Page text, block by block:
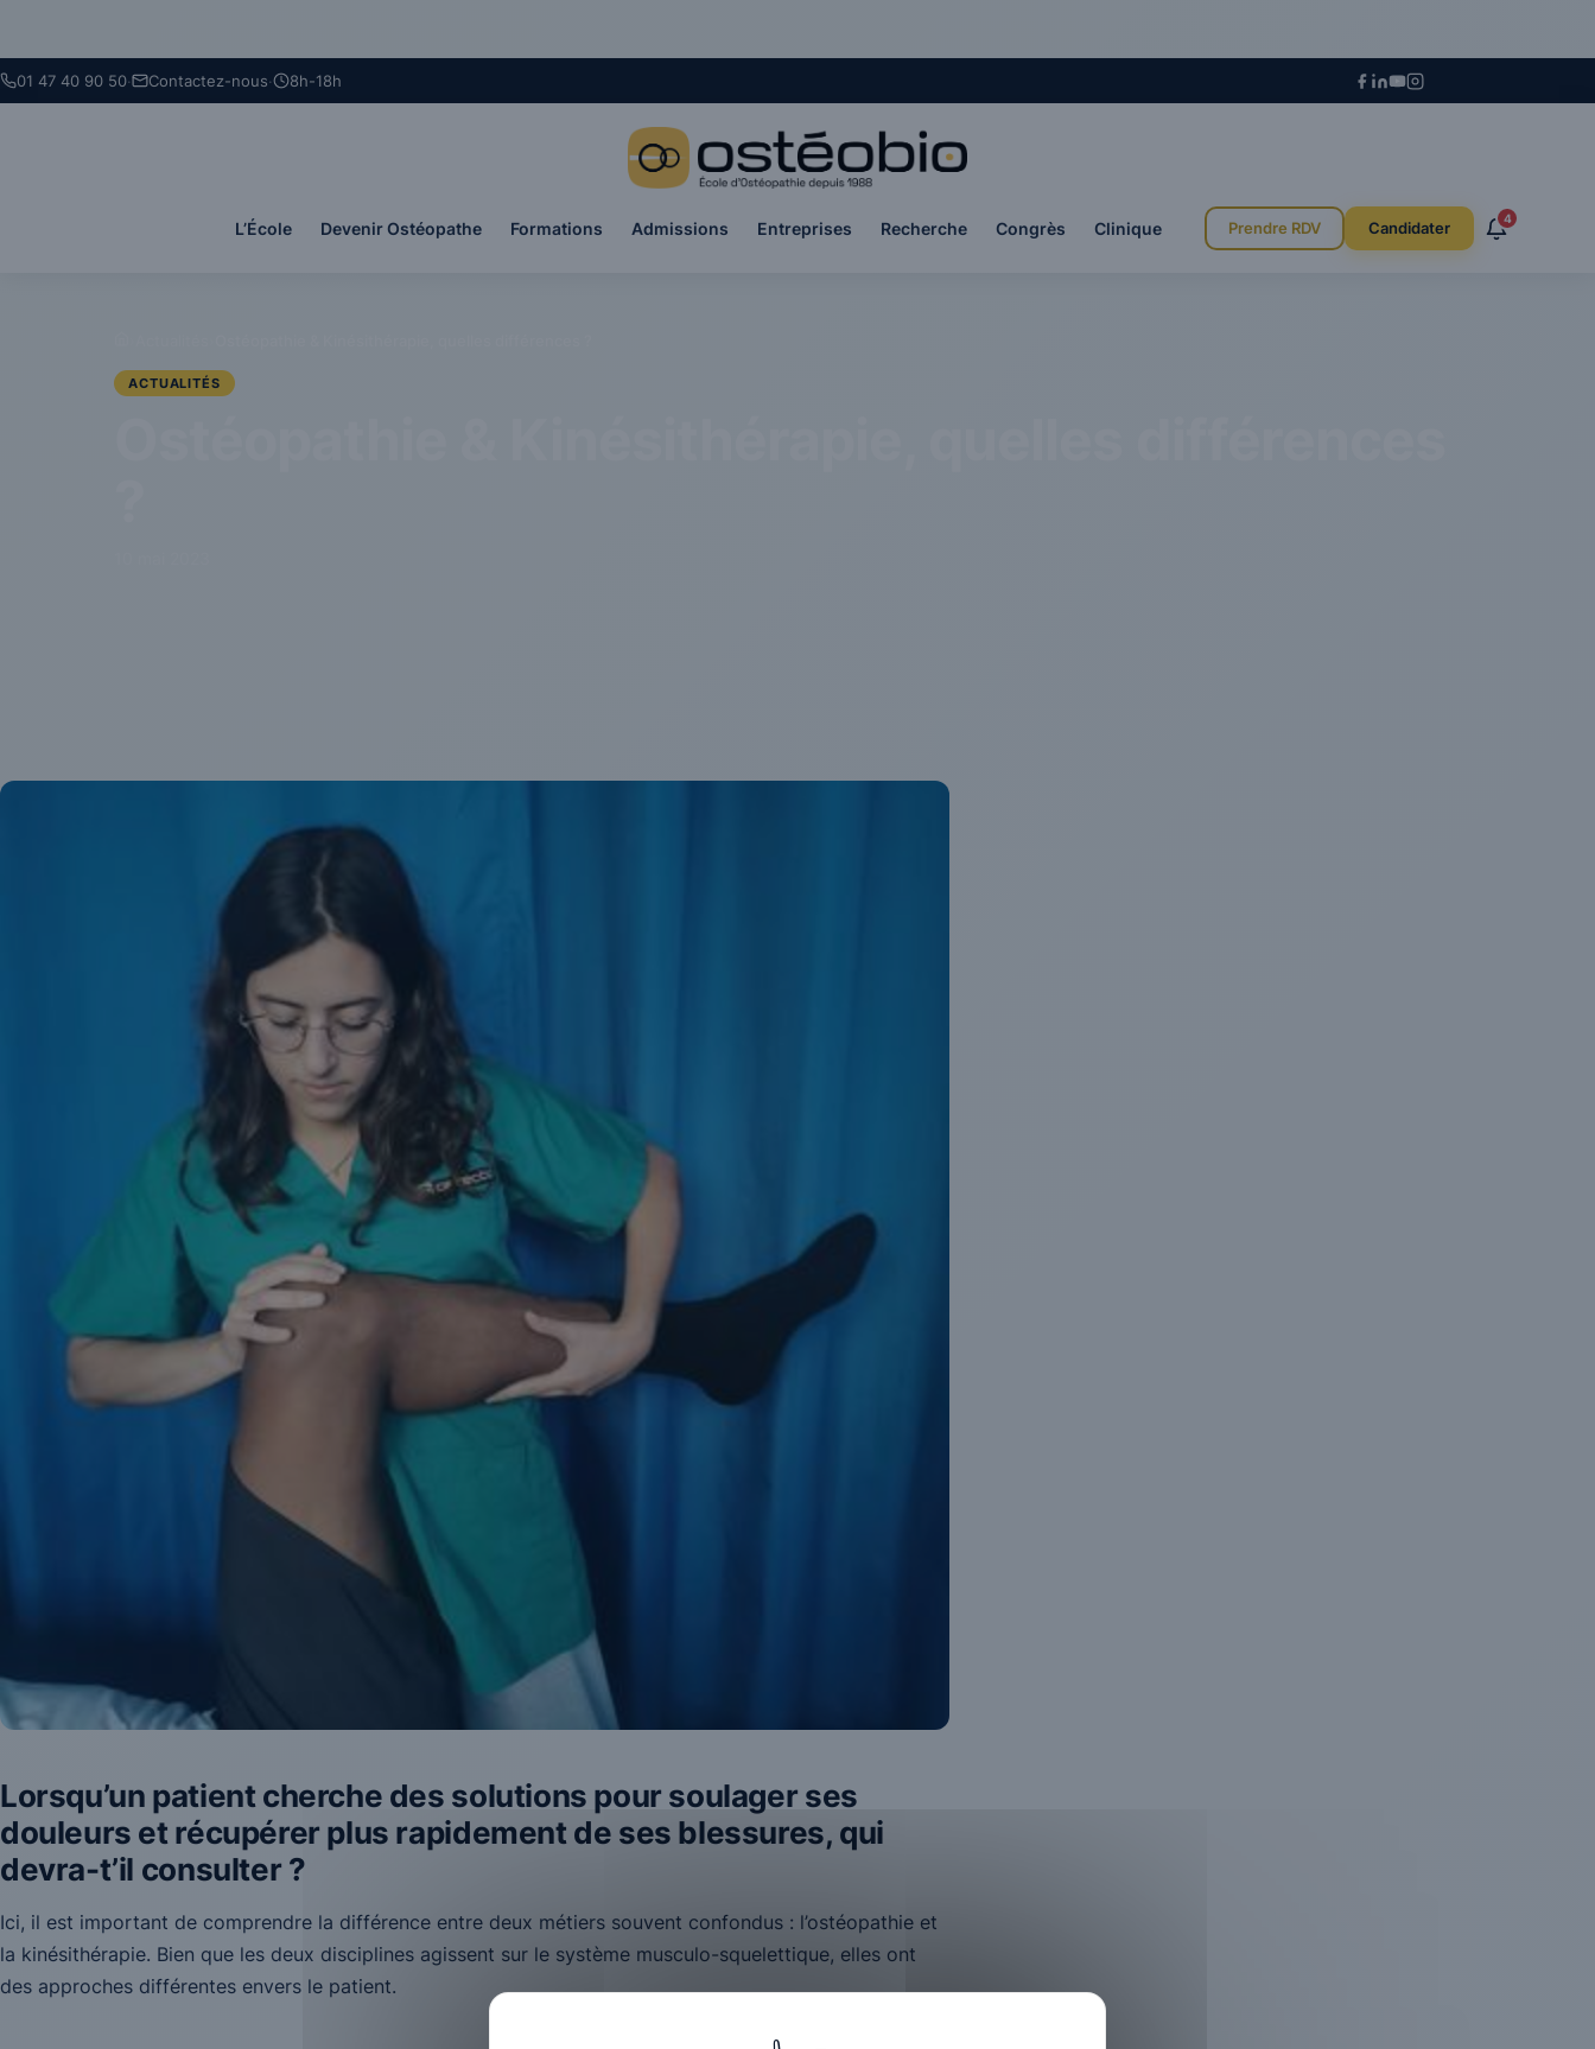
01 47 40 90 50· Contactez-nous· 8h-18h
L’École Devenir Ostéopathe Formations Admissions Entreprises Recherche Congrès Clinique Prendre RDV Candidater
4
ACTUALITÉS
Lorsqu’un patient cherche des solutions pour soulager ses
douleurs et récupérer plus rapidement de ses blessures, qui
devra-t’il consulter ?
Ici, il est important de comprendre la différence entre deux métiers souvent confondus : l’ostéopathie et
la kinésithérapie. Bien que les deux disciplines agissent sur le système musculo-squelettique, elles ont
des approches différentes envers le patient.